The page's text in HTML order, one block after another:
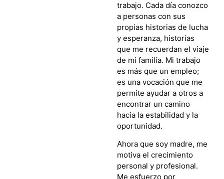
trabajo. Cada día conozco
a personas con sus
propias historias de lucha
y esperanza, historias
que me recuerdan el viaje
de mi familia. Mi trabajo
es más que un empleo;
es una vocación que me
permite ayudar a otros a
encontrar un camino
hacia la estabilidad y la
oportunidad.
Ahora que soy madre, me
motiva el crecimiento
personal y profesional.
Me esfuerzo por